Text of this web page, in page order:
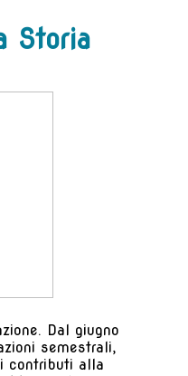
Storia
Dal giugno
semestrali,
contributi alla